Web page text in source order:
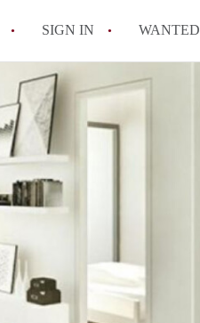
SIGN IN WANTED
All FAQs